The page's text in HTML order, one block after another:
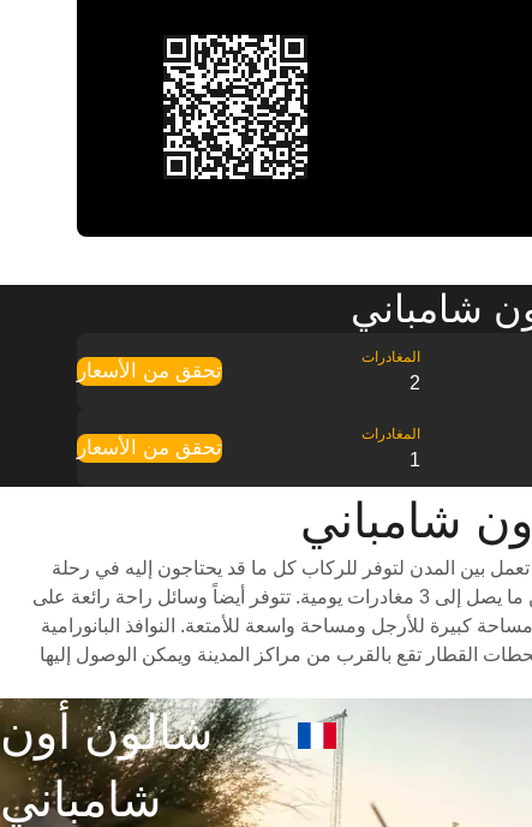
شامباني
2
تحقق من الأسعار
1
تحقق من الأسعار
بين المدن لتوفر للركاب كل ما قد يحتاجون إليه في رحلة
ممتعة، بما في ذلك درجات سفر متنوعة للاختيار من بينها وأوقات سفر سريعة (تستغرق الرحلة حوالي 4 ساعات) وجدول مواعيد شامل يتضمن ما يصل إلى 3 مغادرات يومية. تتوفر أيضاً وسائل راحة رائعة على
كبيرة للأرجل ومساحة واسعة للأمتعة. النوافذ البانورامية
القطار تقع بالقرب من مراكز المدينة ويمكن الوصول إليها
شالون أون
شامباني